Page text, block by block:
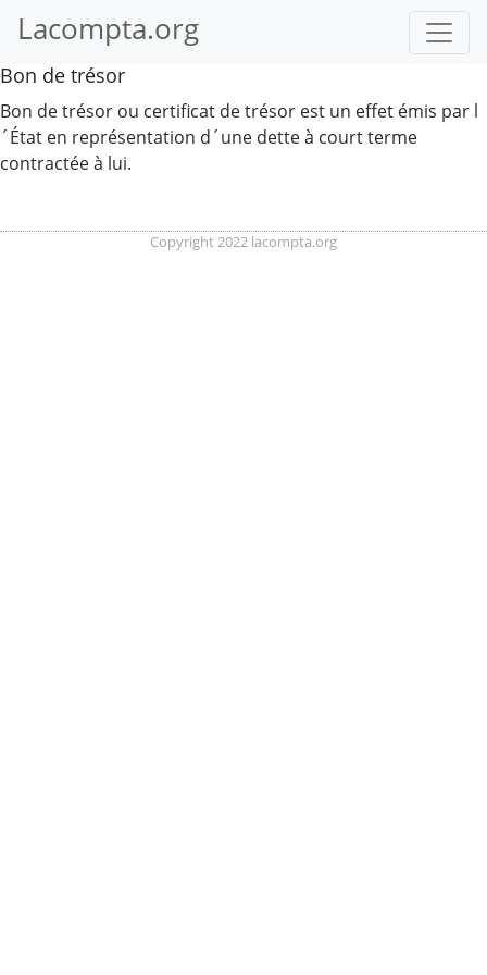
Lacompta.org
Bon de trésor
Bon de trésor ou certificat de trésor est un effet émis par l
´État en représentation d´une dette à court terme
contractée à lui.
Copyright 2022 lacompta.org